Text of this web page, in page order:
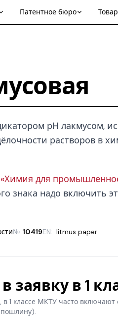
Патентное бюро
рН лакмусом,
растворов в
«Химия для
знака надо включить
№ 10419EN: litmus paper
заявку в 1
1 классе МКТУ часто
пошлину).